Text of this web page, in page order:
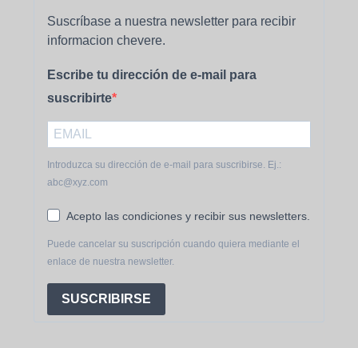
Suscríbase a nuestra newsletter para recibir
informacion chevere.
Escribe tu dirección de e-mail para
suscribirte
Introduzca su dirección de e-mail para suscribirse. Ej.:
abc@xyz.com
Acepto las condiciones y recibir sus newsletters.
Puede cancelar su suscripción cuando quiera mediante el
enlace de nuestra newsletter.
SUSCRIBIRSE